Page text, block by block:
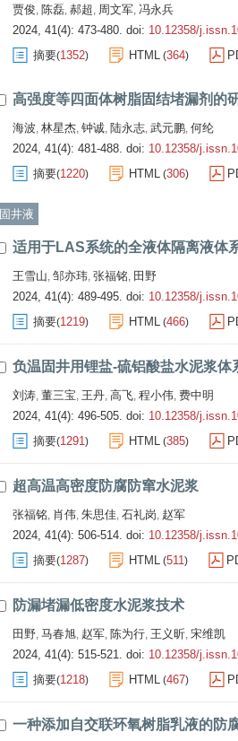
贾俊, 陈磊, 郝超, 周文军, 冯永兵
2024, 41(4): 473-480. doi: 10.12358/
摘要(1352) HTML (364)
高强度等四面体树脂固结堵漏剂的
海波, 林星杰, 钟诚, 陆永志, 武元鹏, 何纶
2024, 41(4): 481-488. doi: 10.12358/
摘要(1220) HTML (306)
固井液
适用于LAS系统的全液体隔离液体
王雪山, 邹亦玮, 张福铭, 田野
2024, 41(4): 489-495. doi: 10.12358/
摘要(1219) HTML (466)
负温固井用锂盐-硫铝酸盐水泥浆体
刘涛, 董三宝, 王丹, 高飞, 程小伟, 费中明
2024, 41(4): 496-505. doi: 10.12358/
摘要(1291) HTML (385)
超高温高密度防腐防窜水泥浆
张福铭, 肖伟, 朱思佳, 石礼岗, 赵军
2024, 41(4): 506-514. doi: 10.12358/
摘要(1287) HTML (511)
防漏堵漏低密度水泥浆技术
田野, 马春旭, 赵军, 陈为行, 王义昕, 宋维凯
2024, 41(4): 515-521. doi: 10.12358/
摘要(1218) HTML (467)
一种添加自交联环氧树脂乳液的防